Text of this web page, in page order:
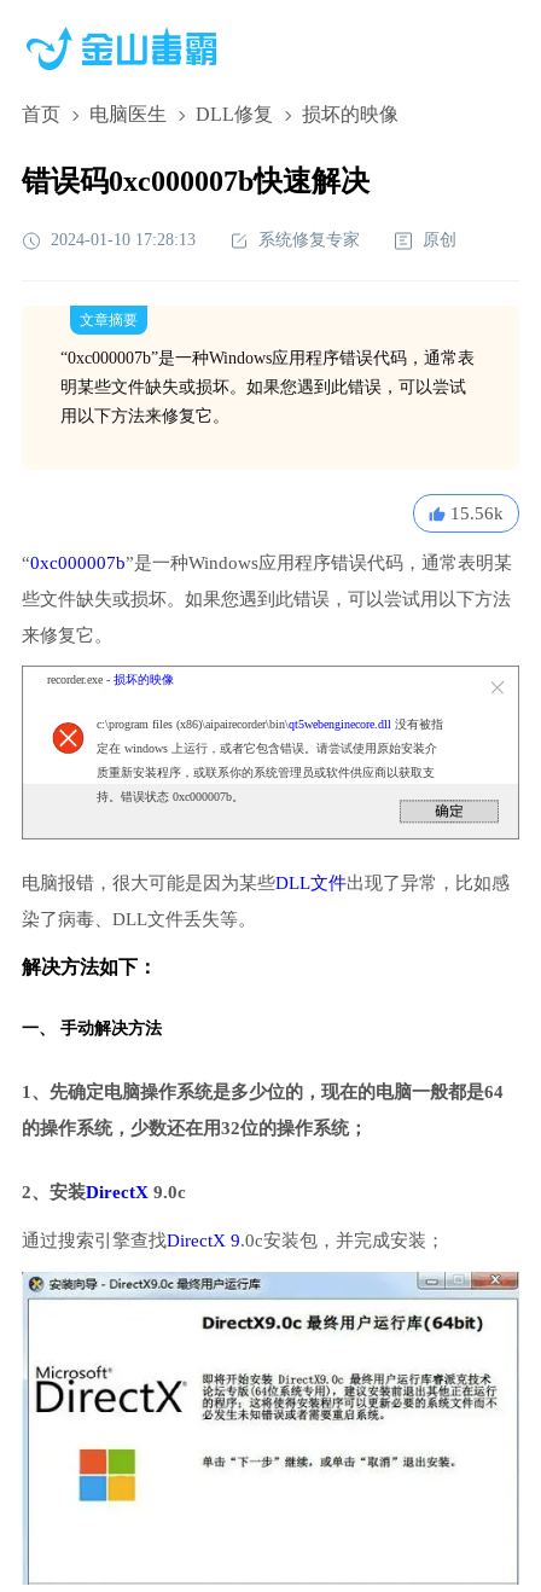
首页 电脑医生 DLL修复 损坏的映像
错误码0xc000007b快速解决
2024-01-10 17:28:13 系统修复专家 原创
文章摘要
“0xc000007b”是一种Windows应用程序错误代码，通常表
明某些文件缺失或损坏。如果您遇到此错误，可以尝试
用以下方法来修复它。
15.56k
“0xc000007b”是一种Windows应用程序错误代码，通常表明某
些文件缺失或损坏。如果您遇到此错误，可以尝试用以下方法
来修复它。
recorder.exe - 损坏的映像
c:\program files (x86)\aipairecorder\bin\qt5webenginecore.dll 没有被指
定在 windows 上运行，或者它包含错误。请尝试使用原始安装介
质重新安装程序，或联系你的系统管理员或软件供应商以获取支
持。错误状态 0xc000007b。
电脑报错，很大可能是因为某些DLL文件出现了异常，比如感
染了病毒、DLL文件丢失等。
解决方法如下：
一、 手动解决方法
1、先确定电脑操作系统是多少位的，现在的电脑一般都是64
的操作系统，少数还在用32位的操作系统；
2、安装DirectX 9.0c
通过搜索引擎查找DirectX 9.0c安装包，并完成安装；